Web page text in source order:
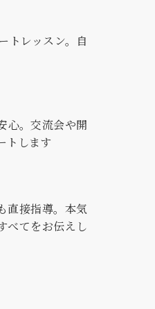
トレッスン。自
心。交流会や開
トします
直接指導。本気
べてをお伝えし